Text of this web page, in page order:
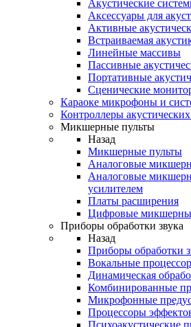
Акустические
Аксессуары для
Активные
Встраиваемая
Линейные массивы
Пассивные
Портативные
Сценические
Караоке микрофоны и
Контроллеры
Микшерные пульты
Назад
Микшерные пульты
Аналоговые
Аналоговые
усилителем
Платы расширения
Цифровые
Приборы обработки звука
Назад
Приборы обработки
Вокальные
Динамическая
Комбинированные
Микрофонные
Процессоры
Психоакустические